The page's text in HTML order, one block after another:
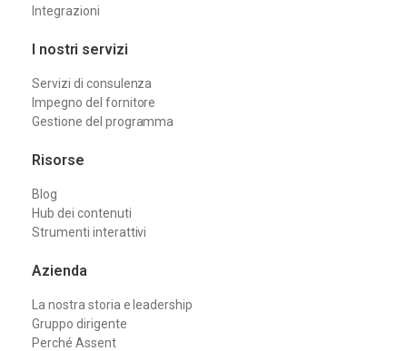
Integrazioni
I nostri servizi
Servizi di consulenza
Impegno del fornitore
Gestione del programma
Risorse
Blog
Hub dei contenuti
Strumenti interattivi
Azienda
La nostra storia e leadership
Gruppo dirigente
Perché Assent